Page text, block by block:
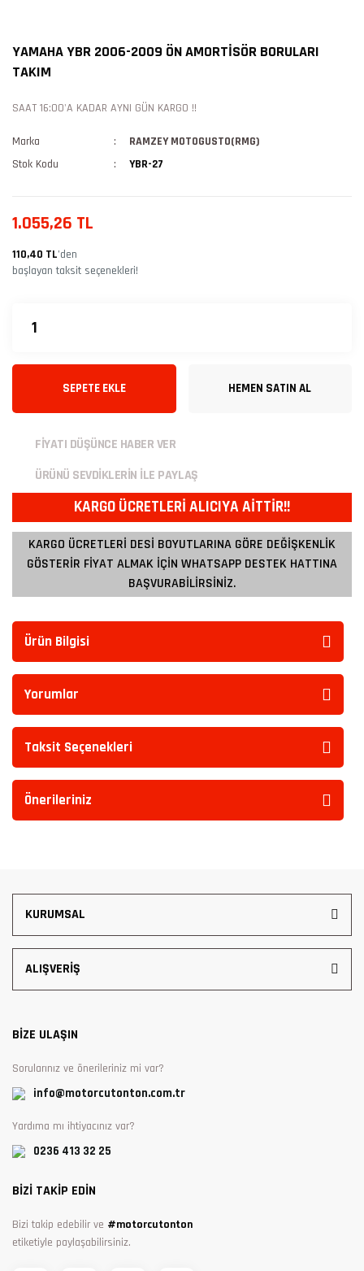
YAMAHA YBR 2006-2009 ÖN AMORTİSÖR BORULARI
TAKIM
SAAT 16:00'A KADAR AYNI GÜN KARGO !!
Marka
RAMZEY MOTOGUSTO(RMG)
Stok Kodu
YBR-27
1.055,26 TL
110,40 TL’den
başlayan taksit seçenekleri!
SEPETE EKLE HEMEN SATIN AL
FİYATI DÜŞÜNCE HABER VER
ÜRÜNÜ SEVDİKLERİN İLE PAYLAŞ
KARGO ÜCRETLERİ ALICIYA AİTTİR!!
KARGO ÜCRETLERİ DESİ BOYUTLARINA GÖRE DEĞİŞKENLİK
GÖSTERİR FİYAT ALMAK İÇİN WHATSAPP DESTEK HATTINA
BAŞVURABİLİRSİNİZ.
Ürün Bilgisi
Yorumlar
Taksit Seçenekleri
Önerileriniz
KURUMSAL
ALIŞVERİŞ
BİZE ULAŞIN
Sorularınız ve önerileriniz mi var?
info@motorcutonton.com.tr
Yardıma mı ihtiyacınız var?
0236 413 32 25
BİZİ TAKİP EDİN
Bizi takip edebilir ve #motorcutonton
etiketiyle paylaşabilirsiniz.